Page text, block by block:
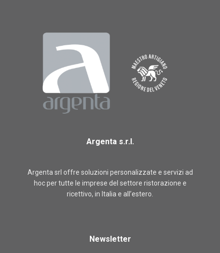
Argenta s.r.l.
Argenta srl offre soluzioni personalizzate e servizi ad
hoc per tutte le imprese del settore ristorazione e
ricettivo, in Italia e all’estero.
Newsletter